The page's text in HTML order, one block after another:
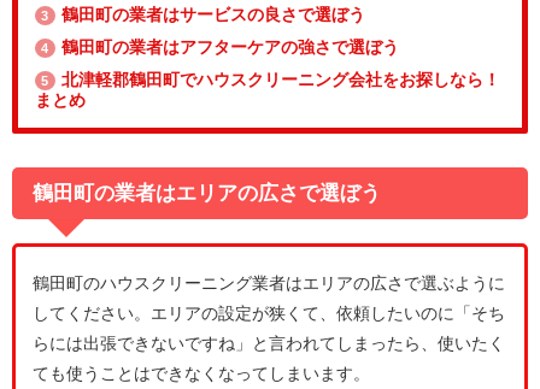
3 鶴田町の業者はサービスの良さで選ぼう
4 鶴田町の業者はアフターケアの強さで選ぼう
5
北津軽郡鶴田町でハウスクリーニング会社をお探しなら！
まとめ
鶴田町の業者はエリアの広さで選ぼう
鶴田町のハウスクリーニング業者はエリアの広さで選ぶように
してください。エリアの設定が狭くて、依頼したいのに「そち
らには出張できないですね」と言われてしまったら、使いたく
ても使うことはできなくなってしまいます。